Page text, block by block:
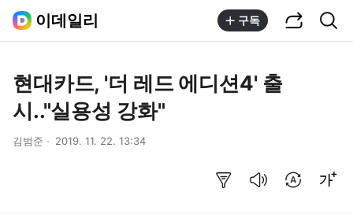
이데일리 구독
현대카드, '더 레드 에디션4' 출
시.."실용성 강화"
김범준 2019. 11. 22. 13:34